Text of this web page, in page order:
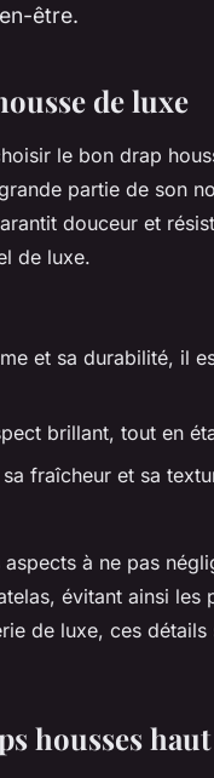
être.
de luxe
le bon drap
partie de son
douceur et
de luxe.
et sa durabilité, il
brillant, tout en
fraîcheur et sa
à ne pas
évitant ainsi les
de luxe, ces
housses